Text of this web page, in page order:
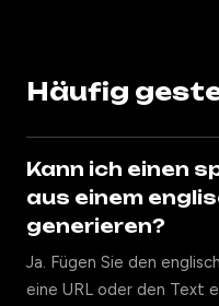
Häufig
Kann ich einen
aus einem
generieren?
Ja. Fügen Sie den
eine URL oder den Text